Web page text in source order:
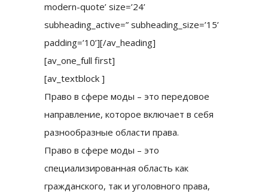
modern-quote’ size=’24’
subheading_active=” subheading_size=’15’
padding=’10’][/av_heading]
[av_one_full first]
[av_textblock ]
Право в сфере моды – это передовое
направление, которое включает в себя
разнообразные области права.
Право в сфере моды – это
специализированная область как
гражданского, так и уголовного права,